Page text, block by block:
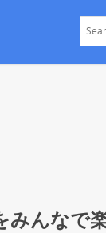
みんなで